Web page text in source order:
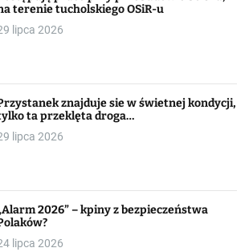
terenie tucholskiego OSiR-u
lipca 2026
znajduje sie w świetnej kondycji,
ta przeklęta droga…
lipca 2026
2026” – kpiny z bezpieczeństwa
lipca 2026